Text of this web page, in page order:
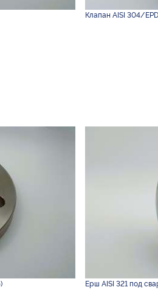
Клапан AISI 304/
Ерш AISI 321 под